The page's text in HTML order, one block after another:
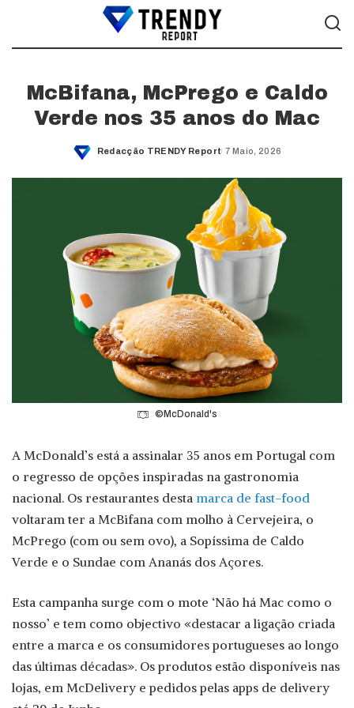
McBifana, McPrego e Caldo
Verde nos 35 anos do Mac
Posted
Redacção TRENDY Report 7 Maio, 2026
©McDonald's
A McDonald’s está a assinalar 35 anos em Portugal com
o regresso de opções inspiradas na gastronomia
nacional. Os restaurantes desta marca de fast-food
voltaram ter a McBifana com molho à Cervejeira, o
McPrego (com ou sem ovo), a Sopíssima de Caldo
Verde e o Sundae com Ananás dos Açores.
Esta campanha surge com o mote ‘Não há Mac como o
nosso’ e tem como objectivo «destacar a ligação criada
entre a marca e os consumidores portugueses ao longo
das últimas décadas». Os produtos estão disponíveis nas
lojas, em McDelivery e pedidos pelas apps de delivery